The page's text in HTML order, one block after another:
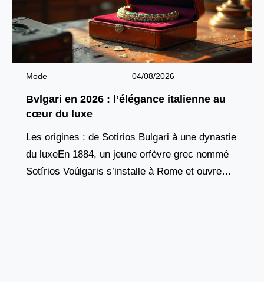
Mode 04/08/2026
Bvlgari en 2026 : l’élégance italienne au
cœur du luxe
Les origines : de Sotirios Bulgari à une dynastie
du luxeEn 1884, un jeune orfèvre grec nommé
Sotírios Voúlgaris s’installe à Rome et ouvre